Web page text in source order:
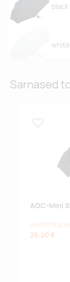
black
white
grey
Sarnased
AOC-Mini
Hind 50 tk
26,20 €